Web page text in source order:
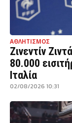
ΑΘΛΗΤΙΣΜΟΣ
Ζινεντίν
80.000
Ιταλία
02/08/2026 10:31